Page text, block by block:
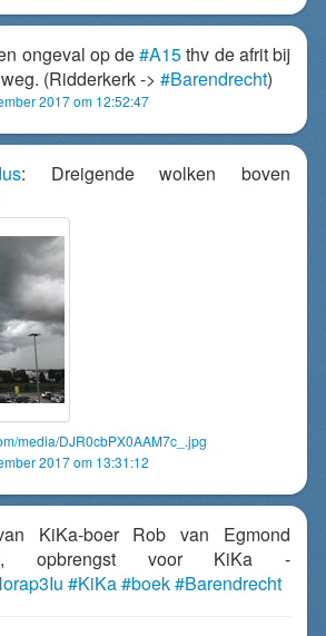
ongeval op de#A15thv de afrit bij
(Ridderkerk -> #Barendrecht)
2017 om 12:52:47
: Dreigende wolken boven
media/DJR0cbPX0AAM7c_.jpg
2017 om 13:31:12
KiKa-boer Rob van Egmond
opbrengst voor KiKa -
#KiKa#boek#Barendrecht